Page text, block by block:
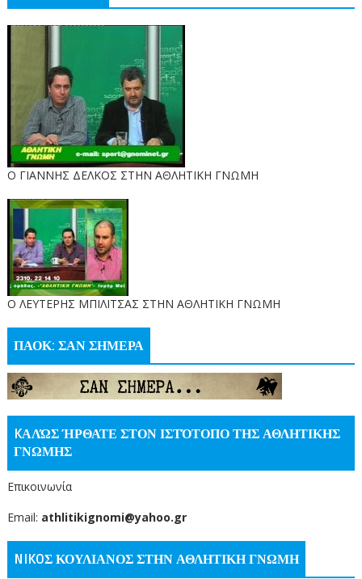
Ο ΓΙΑΝΝΗΣ ΔΕΛΚΟΣ ΣΤΗΝ ΑΘΛΗΤΙΚΗ ΓΝΩΜΗ
O ΛΕΥΤΕΡΗΣ ΜΠΙΛΙΤΣΑΣ ΣΤΗΝ ΑΘΛΗΤΙΚΗ ΓΝΩΜΗ
ΠΑΟΚ: ΣΑΝ ΣΗΜΕΡΑ
KΑΛΏΣ ΉΡΘΑΤΕ ΣΤΟΝ ΙΣΤΌΤΟΠΟ ΤΗΣ ΑΘΛΗΤΙΚΗΣ
ΓΝΩΜΗΣ
Επικοινωνία
Email: athlitikignomi@yahoo.gr
NIKOΣ ΚΟΥΛΙΑΝΟΣ ΣΤΗΝ ΑΘΛΗΤΙΚΗ ΓΝΩΜΗ